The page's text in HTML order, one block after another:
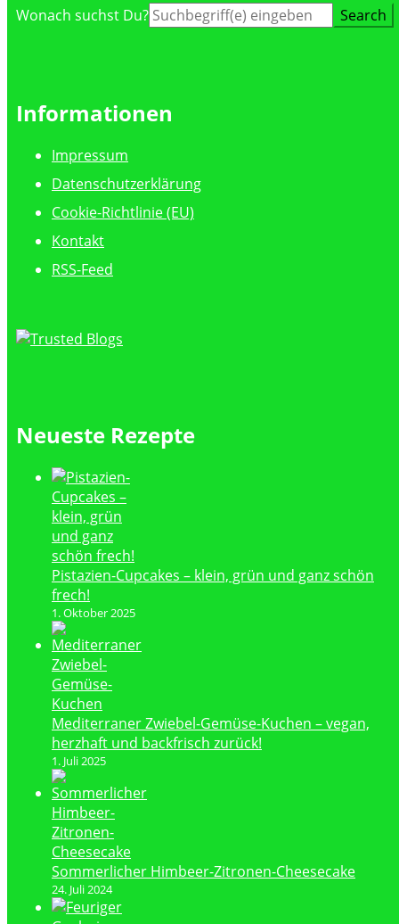
Suche
Wonach suchst Du?
Informationen
Impressum
Datenschutzerklärung
Cookie-Richtlinie (EU)
Kontakt
RSS-Feed
Neueste Rezepte
Pistazien-Cupcakes – klein, grün und ganz schön
frech!
1. Oktober 2025
Mediterraner Zwiebel-Gemüse-Kuchen – vegan,
herzhaft und backfrisch zurück!
1. Juli 2025
Sommerlicher Himbeer-Zitronen-Cheesecake
24. Juli 2024